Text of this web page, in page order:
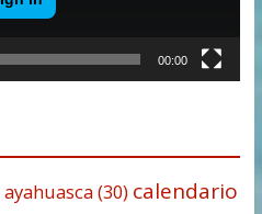
00:00
ayahuasca(30) calendario